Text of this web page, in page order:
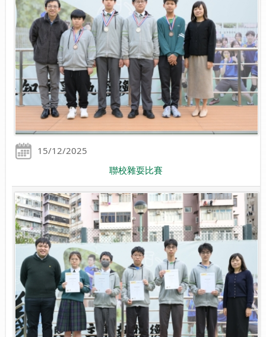
15/12/2025
聯校雜耍比賽